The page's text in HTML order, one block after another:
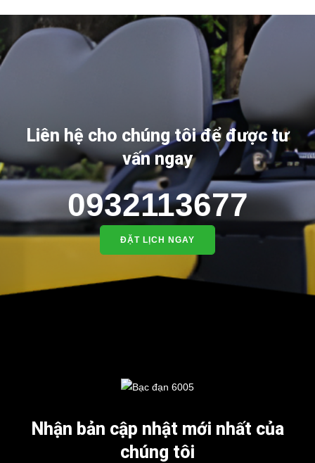
Liên hệ cho chúng tôi để được tư
vấn ngay
0932113677
ĐẶT LỊCH NGAY
Nhận bản cập nhật mới nhất của
chúng tôi